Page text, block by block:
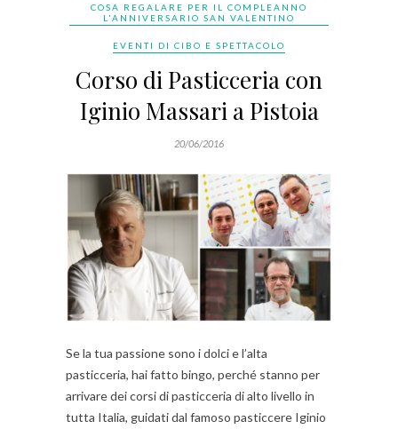
COSA REGALARE PER IL COMPLEANNO
L'ANNIVERSARIO SAN VALENTINO
EVENTI DI CIBO E SPETTACOLO
Corso di Pasticceria con
Iginio Massari a Pistoia
20/06/2016
Se la tua passione sono i dolci e l’alta
pasticceria, hai fatto bingo, perché stanno per
arrivare dei corsi di pasticceria di alto livello in
tutta Italia, guidati dal famoso pasticcere Iginio